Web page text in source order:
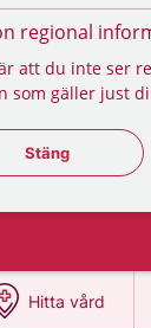
regional
att du inte ser
som gäller just
Stäng
Stäng
Hitta vård
på 1177.se